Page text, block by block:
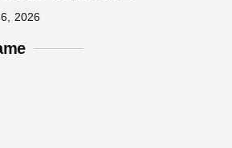
2026